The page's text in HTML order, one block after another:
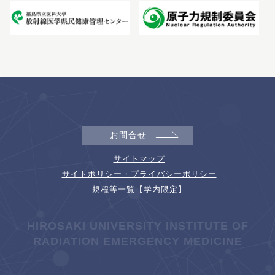
お問合せ
サイトマップ
サイトポリシー・プライバシーポリシー
規程等一覧【学内限定】
HIROSAKI UNIVERSITY INSTITUTE OF
RADIATION EMERGENCY MEDICINE